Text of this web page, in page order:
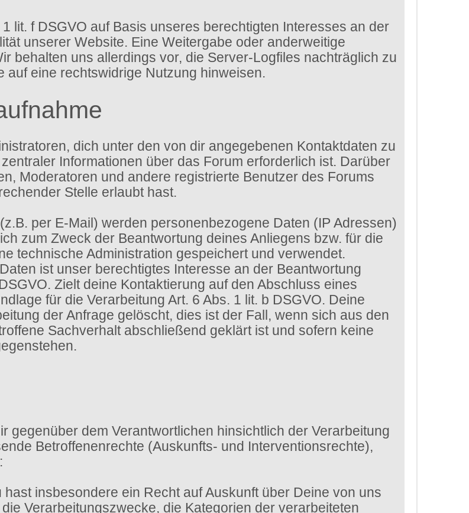
lit. f DSGVO auf Basis unseres berechtigten Interesses an der
unserer Website. Eine Weitergabe oder anderweitige
behalten uns allerdings vor, die Server-Logfiles nachträglich zu
auf eine rechtswidrige Nutzung hinweisen.
dich unter den von dir angegebenen Kontaktdaten zu
Informationen über das Forum erforderlich ist. Darüber
Moderatoren und andere registrierte Benutzer des Forums
Stelle erlaubt hast.
per E-Mail) werden personenbezogene Daten (IP Adressen)
zum Zweck der Beantwortung deines Anliegens bzw. für die
technische Administration gespeichert und verwendet.
ist unser berechtigtes Interesse an der Beantwortung
Zielt deine Kontaktierung auf den Abschluss eines
für die Verarbeitung Art. 6 Abs. 1 lit. b DSGVO. Deine
der Anfrage gelöscht, dies ist der Fall, wenn sich aus den
Sachverhalt abschließend geklärt ist und sofern keine
gegenüber dem Verantwortlichen hinsichtlich der Verarbeitung
Betroffenenrechte (Auskunfts- und Interventionsrechte),
insbesondere ein Recht auf Auskunft über Deine von uns
Verarbeitungszwecke, die Kategorien der verarbeiteten